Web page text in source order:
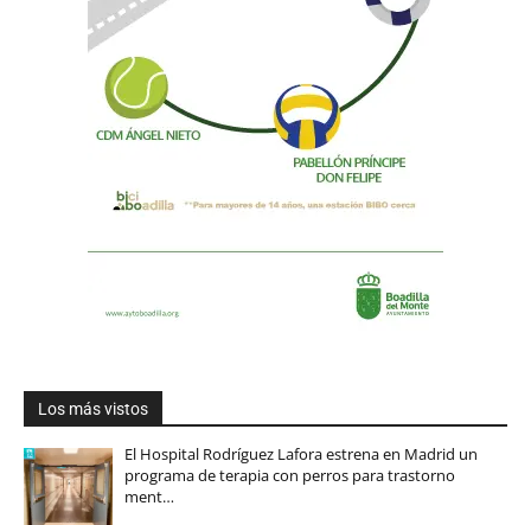
Los más vistos
El Hospital Rodríguez Lafora estrena en Madrid un
programa de terapia con perros para trastorno
ment…